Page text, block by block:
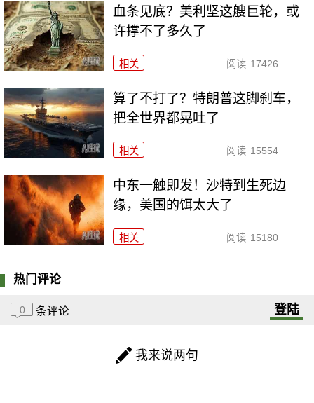
血条见底？美利坚这艘巨轮，或
许撑不了多久了
相关 阅读 17426
算了不打了？特朗普这脚刹车，
把全世界都晃吐了
相关 阅读 15554
中东一触即发！沙特到生死边
缘，美国的饵太大了
相关 阅读 15180
热门评论
0 条评论 登陆
我来说两句